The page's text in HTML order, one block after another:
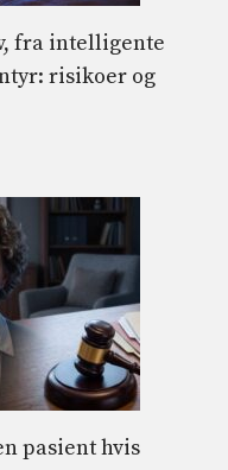
fra intelligente
risikoer og
pasient hvis